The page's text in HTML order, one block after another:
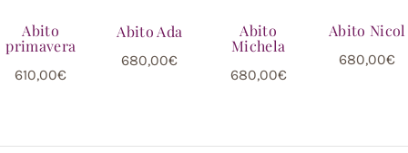
Abito
primavera
610,00€
Abito Ada
680,00€
Abito
Michela
680,00€
Abito Nicol
680,00€